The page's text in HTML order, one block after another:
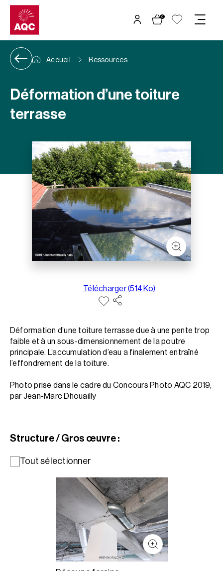
Panneau de gestion des cookies
0
Accueil Ressources
Déformation d’une toiture
terrasse
Télécharger (514 Ko)
Déformation d’une toiture terrasse due à une pente trop
faible et à un sous-dimensionnement de la poutre
principale. L’accumulation d’eau a finalement entraîné
l’effondrement de la toiture.
Photo prise dans le cadre du Concours Photo AQC 2019,
par Jean-Marc Dhouailly
Structure / Gros œuvre :
Tout sélectionner